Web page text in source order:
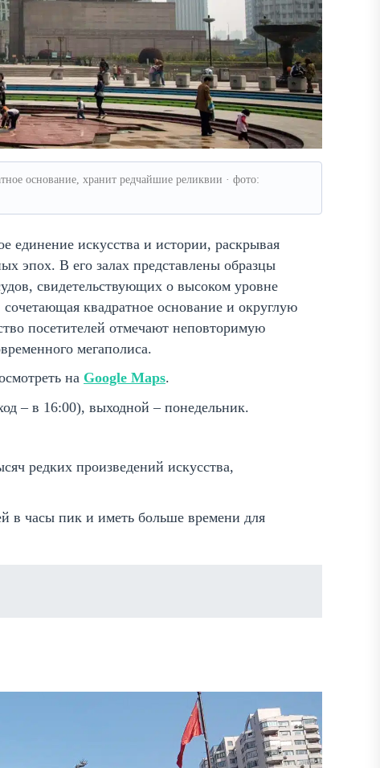
основание, хранит редчайшие реликвии · фото:
искусства и истории, раскрывая
эпох. В его залах представлены образцы
свидетельствующих о высоком уровне
сочетающая квадратное основание и округлую
посетителей отмечают неповторимую
мегаполиса.
на Google Maps.
– в 16:00), выходной – понедельник.
редких произведений искусства,
в часы пик и иметь больше времени для